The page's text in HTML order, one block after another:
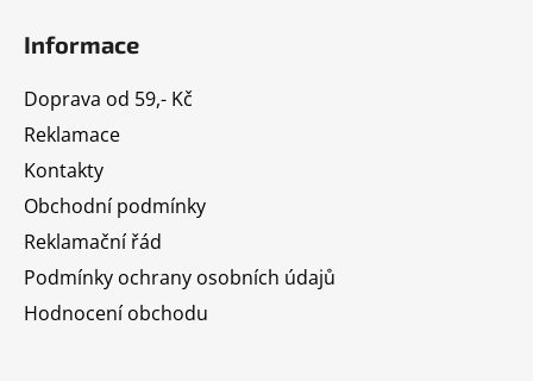
Informace
Doprava od 59,- Kč
Reklamace
Kontakty
Obchodní podmínky
Reklamační řád
Podmínky ochrany osobních údajů
Hodnocení obchodu